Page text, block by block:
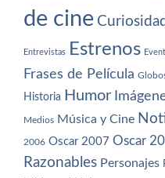
de cine
Entrevistas Estrenos
Frases de Película
Historia Humor
Medios Música y Cine
2006 Oscar 2007 Oscar
Razonables Personajes